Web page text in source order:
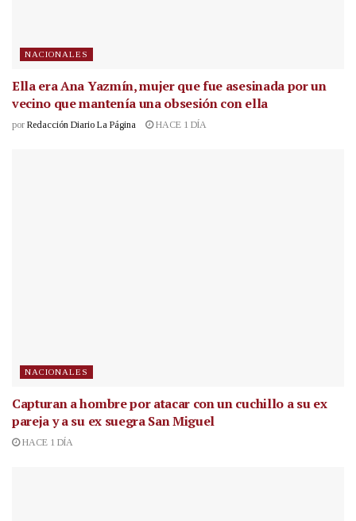
NACIONALES
Ella era Ana Yazmín, mujer que fue asesinada por un
vecino que mantenía una obsesión con ella
por Redacción Diario La Página HACE 1 DÍA
NACIONALES
Capturan a hombre por atacar con un cuchillo a su ex
pareja y a su ex suegra San Miguel
HACE 1 DÍA